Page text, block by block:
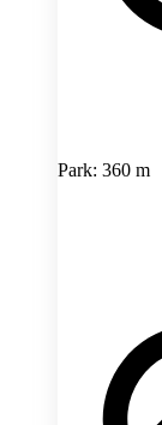
Park: 360 m